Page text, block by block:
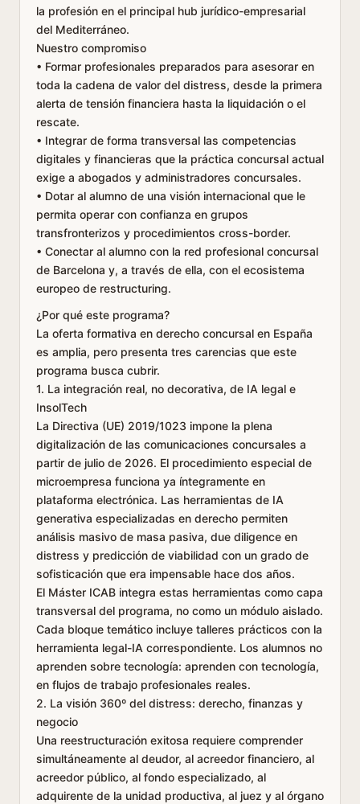
la profesión en el principal hub jurídico-empresarial
del Mediterráneo.
Nuestro compromiso
• Formar profesionales preparados para asesorar en
toda la cadena de valor del distress, desde la primera
alerta de tensión financiera hasta la liquidación o el
rescate.
• Integrar de forma transversal las competencias
digitales y financieras que la práctica concursal actual
exige a abogados y administradores concursales.
• Dotar al alumno de una visión internacional que le
permita operar con confianza en grupos
transfronterizos y procedimientos cross-border.
• Conectar al alumno con la red profesional concursal
de Barcelona y, a través de ella, con el ecosistema
europeo de restructuring.
¿Por qué este programa?
La oferta formativa en derecho concursal en España
es amplia, pero presenta tres carencias que este
programa busca cubrir.
1. La integración real, no decorativa, de IA legal e
InsolTech
La Directiva (UE) 2019/1023 impone la plena
digitalización de las comunicaciones concursales a
partir de julio de 2026. El procedimiento especial de
microempresa funciona ya íntegramente en
plataforma electrónica. Las herramientas de IA
generativa especializadas en derecho permiten
análisis masivo de masa pasiva, due diligence en
distress y predicción de viabilidad con un grado de
sofisticación que era impensable hace dos años.
El Máster ICAB integra estas herramientas como capa
transversal del programa, no como un módulo aislado.
Cada bloque temático incluye talleres prácticos con la
herramienta legal-IA correspondiente. Los alumnos no
aprenden sobre tecnología: aprenden con tecnología,
en flujos de trabajo profesionales reales.
2. La visión 360º del distress: derecho, finanzas y
negocio
Una reestructuración exitosa requiere comprender
simultáneamente al deudor, al acreedor financiero, al
acreedor público, al fondo especializado, al
adquirente de la unidad productiva, al juez y al órgano